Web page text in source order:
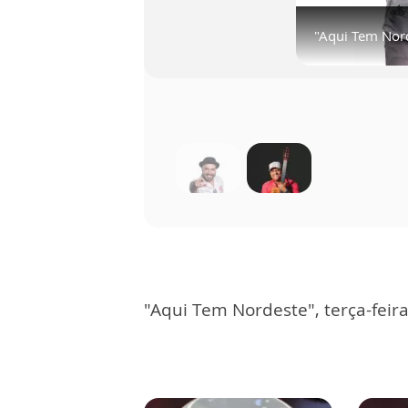
"Aqui Tem Nordeste" recebe Trio
"Aqui Tem
"Aqui Tem
"Aqui Tem Nordeste", terça-